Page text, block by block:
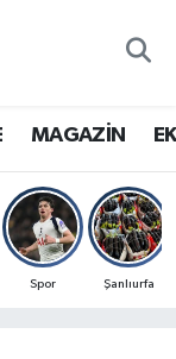
MAGAZİN
Spor Şanlıurfa